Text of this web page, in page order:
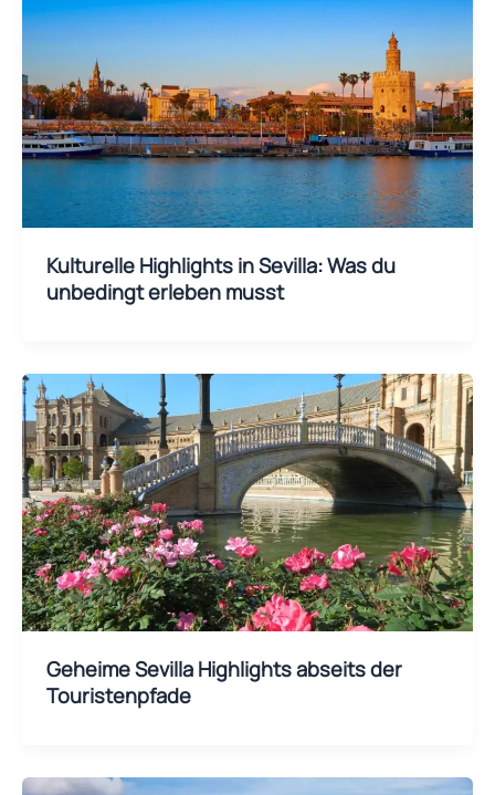
Kulturelle Highlights in Sevilla: Was du
unbedingt erleben musst
Geheime Sevilla Highlights abseits der
Touristenpfade